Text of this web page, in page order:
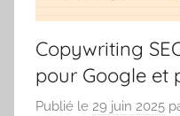
Copywriting
pour Google et
Publié le 29 juin 2025